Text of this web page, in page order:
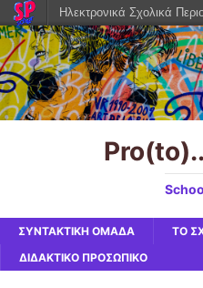
ΣΥΝΤΑΚΤΙΚΗ ΟΜΑΔΑ
ΤΟ
ΔΙΔΑΚΤΙΚΟ ΠΡΟΣΩΠΙΚΟ
Ηλεκτρονικά Σχολικά